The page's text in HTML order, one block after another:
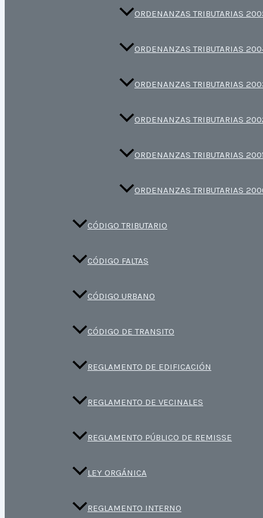
ORDENANZAS TRIBUTARIAS
ORDENANZAS TRIBUTARIAS
ORDENANZAS TRIBUTARIAS
ORDENANZAS TRIBUTARIAS
ORDENANZAS TRIBUTARIAS 2001
ORDENANZAS TRIBUTARIAS
CÓDIGO TRIBUTARIO
CÓDIGO FALTAS
CÓDIGO URBANO
CÓDIGO DE TRANSITO
REGLAMENTO DE EDIFICACIÓN
REGLAMENTO DE VECINALES
REGLAMENTO PÚBLICO DE REMISSE
LEY ORGÁNICA
REGLAMENTO INTERNO